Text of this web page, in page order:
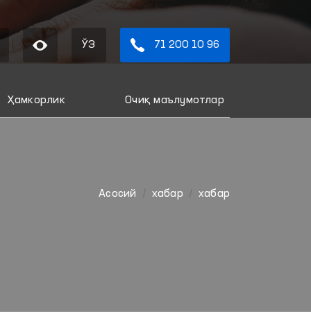
ЎЗ 71 200 10 96
Ҳамкорлик Очиқ маълумотлар
Aсосий хабар хабар